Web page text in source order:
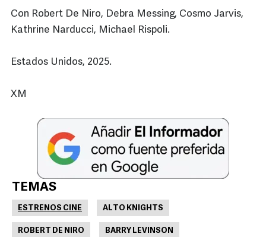
Con Robert De Niro, Debra Messing, Cosmo Jarvis,
Kathrine Narducci, Michael Rispoli.
Estados Unidos, 2025.
XM
TEMAS
ESTRENOS CINE ALTO KNIGHTS
ROBERT DE NIRO BARRY LEVINSON